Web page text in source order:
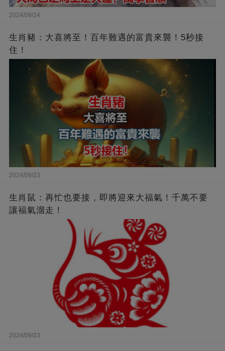
2024/09/24
生肖豬：大喜將至！百年難遇的富貴來襲！5秒接
住！
2024/09/23
生肖鼠：再忙也要接，即將迎來大福氣！千萬不要
讓福氣溜走！
2024/09/23